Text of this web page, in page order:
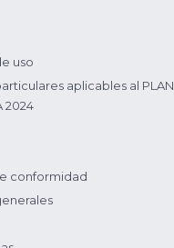
uso
aplicables al PLAN
2024
conformidad